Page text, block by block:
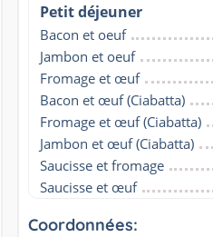
Petit déjeuner
Bacon et oeuf
Jambon et oeuf
Fromage et œuf
Bacon et œuf (Ciabatta)
Fromage et œuf (Ciabatta)
Jambon et œuf (Ciabatta)
Saucisse et fromage
Saucisse et œuf
Coordonnées: